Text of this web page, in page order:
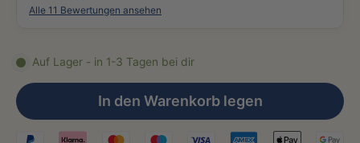
Alle 11 Bewertungen ansehen
Auf Lager - in 1-3 Tagen bei dir
In den Warenkorb legen